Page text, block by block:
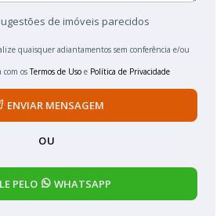
de imóveis parecidos
quaisquer adiantamentos sem conferência e/ou
com osTermos de Uso e Política de Privacidade
ENVIAR MENSAGEM
OU
PELO WHATSAPP